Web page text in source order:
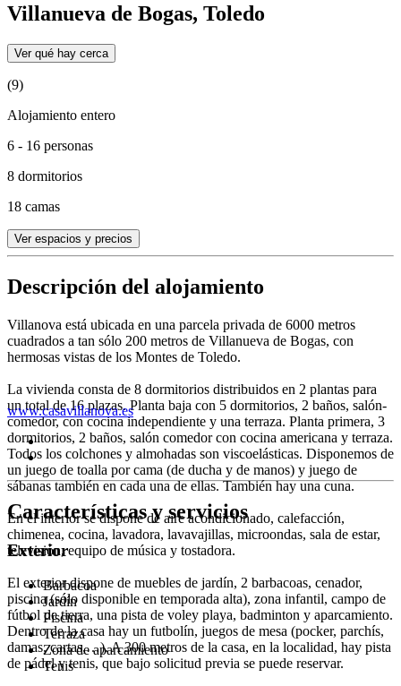
Villanueva de Bogas, Toledo
Ver qué hay cerca
(9)
Alojamiento entero
6 - 16 personas
8 dormitorios
18 camas
Ver espacios y precios
Descripción del alojamiento
Villanova está ubicada en una parcela privada de 6000 metros
cuadrados a tan sólo 200 metros de Villanueva de Bogas, con
hermosas vistas de los Montes de Toledo.
La vivienda consta de 8 dormitorios distribuidos en 2 plantas para
un total de 16 plazas. Planta baja con 5 dormitorios, 2 baños, salón-
comedor, con cocina independiente y una terraza. Planta primera, 3
dormitorios, 2 baños, salón comedor con cocina americana y terraza.
Todos los colchones y almohadas son viscoelásticas. Disponemos de
un juego de toalla por cama (de ducha y de manos) y juego de
sábanas también en cada una de ellas. También hay una cuna.
En el interior se dispone de aire acondicionado, calefacción,
chimenea, cocina, lavadora, lavavajillas, microondas, sala de estar,
televisión, equipo de música y tostadora.
El exterior dispone de muebles de jardín, 2 barbacoas, cenador,
piscina (sólo disponible en temporada alta), zona infantil, campo de
fútbol de tierra, una pista de voley playa, badminton y aparcamiento.
Dentro de la casa hay un futbolín, juegos de mesa (pocker, parchís,
damas, cartas,…). A 300 metros de la casa, en la localidad, hay pista
de pádel y tenis, que bajo solicitud previa se puede reservar.
www.casavillanova.es
Características y servicios
Exterior
Barbacoa
Jardín
Piscina
Terraza
Zona de aparcamiento
Tenis